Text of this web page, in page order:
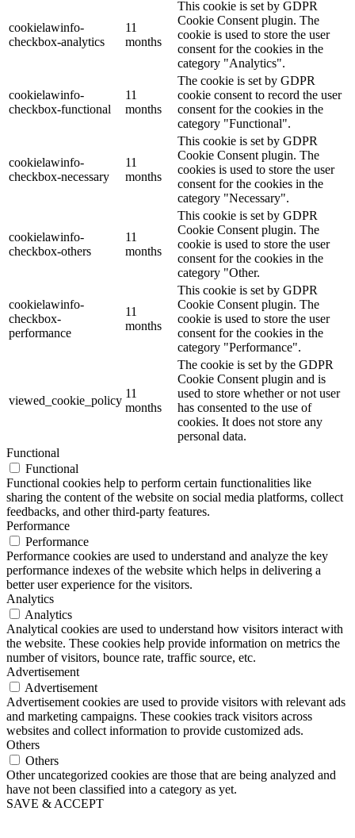
cookielawinfo-
checkbox-analytics
11
months
This cookie is set by GDPR
Cookie Consent plugin. The
cookie is used to store the user
consent for the cookies in the
category "Analytics".
cookielawinfo-
checkbox-functional
11
months
The cookie is set by GDPR
cookie consent to record the user
consent for the cookies in the
category "Functional".
cookielawinfo-
checkbox-necessary
11
months
This cookie is set by GDPR
Cookie Consent plugin. The
cookies is used to store the user
consent for the cookies in the
category "Necessary".
cookielawinfo-
checkbox-others
11
months
This cookie is set by GDPR
Cookie Consent plugin. The
cookie is used to store the user
consent for the cookies in the
category "Other.
cookielawinfo-
checkbox-
performance
11
months
This cookie is set by GDPR
Cookie Consent plugin. The
cookie is used to store the user
consent for the cookies in the
category "Performance".
viewed_cookie_policy
11
months
The cookie is set by the GDPR
Cookie Consent plugin and is
used to store whether or not user
has consented to the use of
cookies. It does not store any
personal data.
Functional
Functional
Functional cookies help to perform certain functionalities like
sharing the content of the website on social media platforms, collect
feedbacks, and other third-party features.
Performance
Performance
Performance cookies are used to understand and analyze the key
performance indexes of the website which helps in delivering a
better user experience for the visitors.
Analytics
Analytics
Analytical cookies are used to understand how visitors interact with
the website. These cookies help provide information on metrics the
number of visitors, bounce rate, traffic source, etc.
Advertisement
Advertisement
Advertisement cookies are used to provide visitors with relevant ads
and marketing campaigns. These cookies track visitors across
websites and collect information to provide customized ads.
Others
Others
Other uncategorized cookies are those that are being analyzed and
have not been classified into a category as yet.
SAVE & ACCEPT